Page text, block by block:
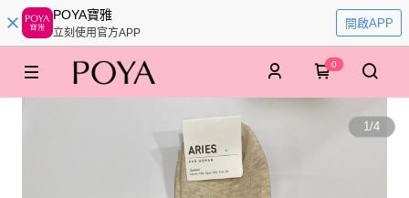
POYA寶雅
立刻使用官方APP
開啟APP
0
1/4